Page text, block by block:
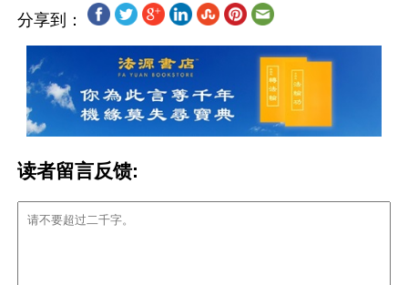
分享到：
读者留言反馈: